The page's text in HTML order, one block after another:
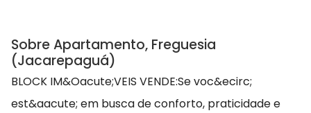
Sobre Apartamento, Freguesia
(Jacarepaguá)
BLOCK IM&Oacute;VEIS VENDE:Se voc&ecirc;
est&aacute; em busca de conforto, praticidade e